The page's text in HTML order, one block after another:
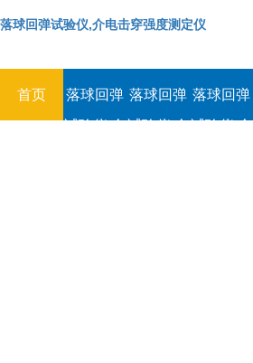
落球回弹试验仪,介电击穿强度测定仪
首页
落球回弹
试验仪,介
落球回弹
试验仪,介
落球回弹
试验仪,介